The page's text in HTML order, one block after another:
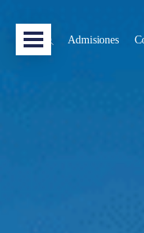
Admisiones